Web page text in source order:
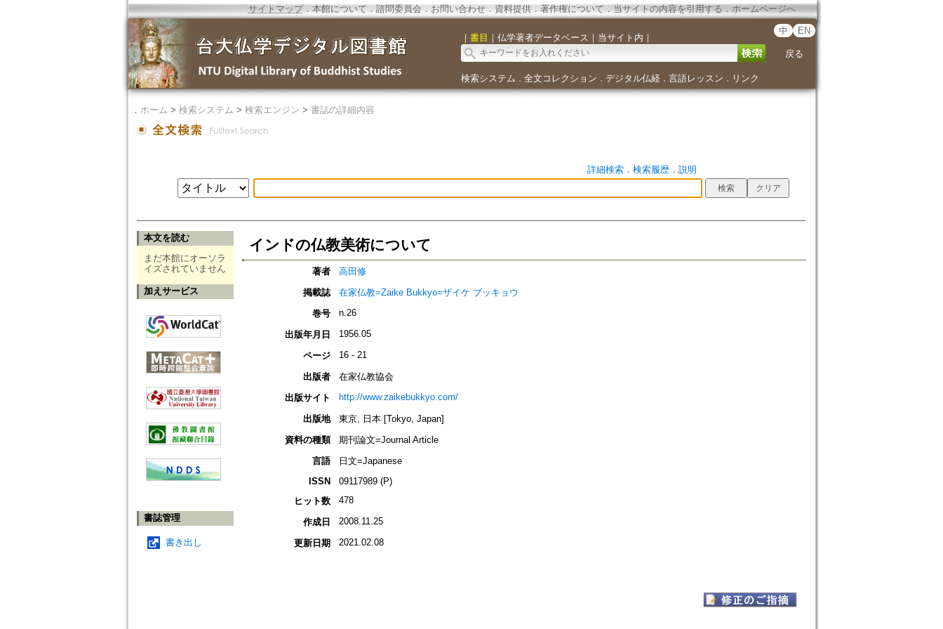
サイトマップ．本館について ． 諮問委員会． お問い合わせ． 資料提供． 著作権について．当サイトの内容を引用する ． ホームページへ
｜ 書目 ｜ 仏学著者データベース ｜ 当サイト内 ｜
中 EN
戻る
検索システム ． 全文コレクション ． デジタル仏経． 言語レッスン ． リンク
． ホーム > 検索システム > 検索エンジン > 書誌の詳細内容
詳細検索． 検索履歴． 説明
本文を読む
まだ本館にオーソラ
イズされていません
加えサービス
書誌管理
書き出し
インドの仏教美術について
著者
高田修
掲載誌
在家仏教=Zaike Bukkyo=ザイケ ブッキョウ
巻号
n.26
出版年月日 1956.05
ページ 16 - 21
出版者
在家仏教協会
出版サイト
http://www.zaikebukkyo.com/
出版地
東京, 日本 [Tokyo, Japan]
資料の種類
期刊論文=Journal Article
言語
日文=Japanese
ISSN
09117989 (P)
ヒット数
478
作成日 2008.11.25
更新日期 2021.02.08